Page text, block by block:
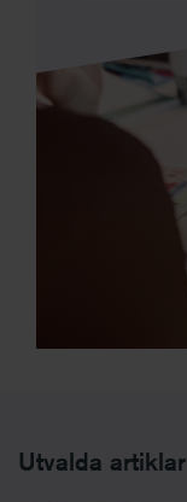
Utvalda artiklar